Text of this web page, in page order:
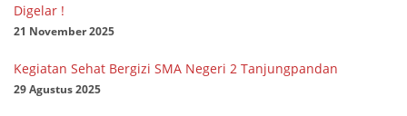
Digelar !
21 November 2025
Kegiatan Sehat Bergizi SMA Negeri 2 Tanjungpandan
29 Agustus 2025